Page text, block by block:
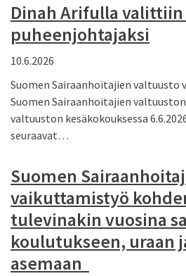
Dinah Arifulla
puheenjohtajaksi
10.6.2026
Suomen Sairaanhoitajien valtuusto
Suomen Sairaanhoitajien
valtuuston kesäkokouksessa
seuraavat…
Suomen
vaikuttamistyö
tulevinakin vuosina
koulutukseen, uraan
asemaan